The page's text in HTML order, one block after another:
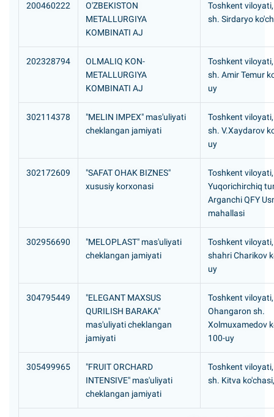
200460222
O'ZBEKISTON
METALLURGIYA
KOMBINATI AJ
Toshkent
sh. Sirdaryo
202328794
OLMALIQ KON-
METALLURGIYA
KOMBINATI AJ
Toshkent
sh. Amir Temur
uy
302114378
"MELIN IMPEX" mas'uliyati
cheklangan jamiyati
Toshkent
sh. V.Xaydarov
uy
302172609
"SAFAT OHAK BIZNES"
xususiy korxonasi
Toshkent viloyati,
Yuqorichirchiq
Arganchi QFY
mahallasi
302956690
"MELOPLAST" mas'uliyati
cheklangan jamiyati
Toshkent
shahri Charikov
uy
304795449
"ELEGANT MAXSUS
QURILISH BARAKA"
mas'uliyati cheklangan
jamiyati
Toshkent viloyati,
Ohangaron sh.
Xolmuxamedov
100-uy
305499965
"FRUIT ORCHARD
INTENSIVE" mas'uliyati
cheklangan jamiyati
Toshkent
sh. Kitva